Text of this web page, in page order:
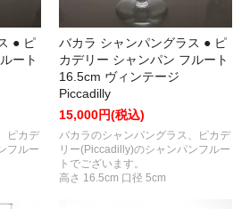
● ピ
ート
ピカデ
フルー
バカラ シャンパングラス ● ピ
カデリー シャンパン フルート
16.5cm ヴィンテージ
Piccadilly
15,000円(税込)
バカラのシャンパングラス、ピカデ
リー(Piccadilly)のシャンパンフルー
トでございます。
高さ 16.5cm 口径 5cm